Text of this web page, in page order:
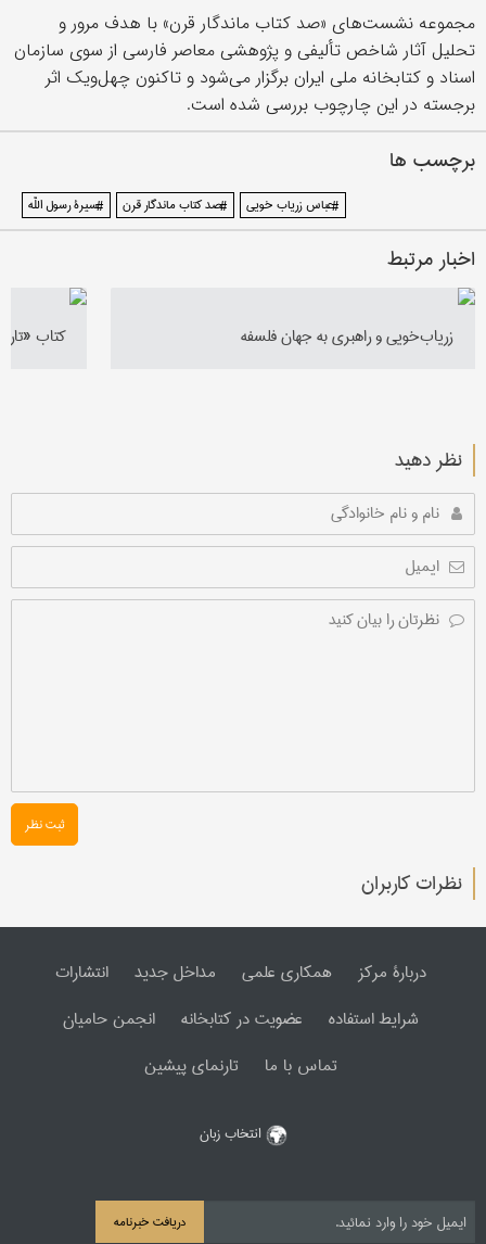
مجموعه نشست‌های «صد کتاب ماندگار قرن» با هدف مرور و
تحلیل آثار شاخص تألیفی و پژوهشی معاصر فارسی از سوی سازمان
اسناد و کتابخانه ملی ایران برگزار می‌شود و تاکنون چهل‌ویک اثر
برجسته در این چارچوب بررسی شده است.
برچسب ها
#عباس زریاب خویی #صد کتاب ماندگار قرن #سیرۀ رسول اللّه
اخبار مرتبط
زریاب‌خویی و راهبری به جهان فلسفه کتاب
نظر دهید
ثبت نظر
نظرات کاربران
دربارۀ مرکز همکاری علمی مداخل جدید
انتشارات
شرایط استفاده
عضویت در کتابخانه
انجمن حامیان
تماس با ما
تارنمای پیشین
انتخاب زبان
دریافت خبرنامه